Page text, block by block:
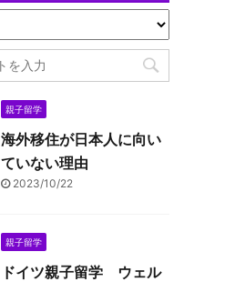
親子留学
海外移住が日本人に向い
ていない理由
2023/10/22
親子留学
ドイツ親子留学 ウェル